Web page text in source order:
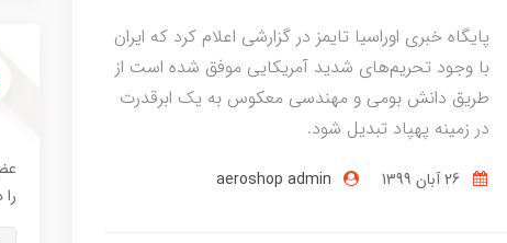
پایگاه خبری اوراسیا تایمز در گزارشی اعلام کرد که ایران
با وجود تحریم‌های شدید آمریکایی موفق شده است از
طریق دانش بومی و مهندسی معکوس به یک ابرقدرت
در زمینه پهپاد تبدیل شود.
aeroshop admin